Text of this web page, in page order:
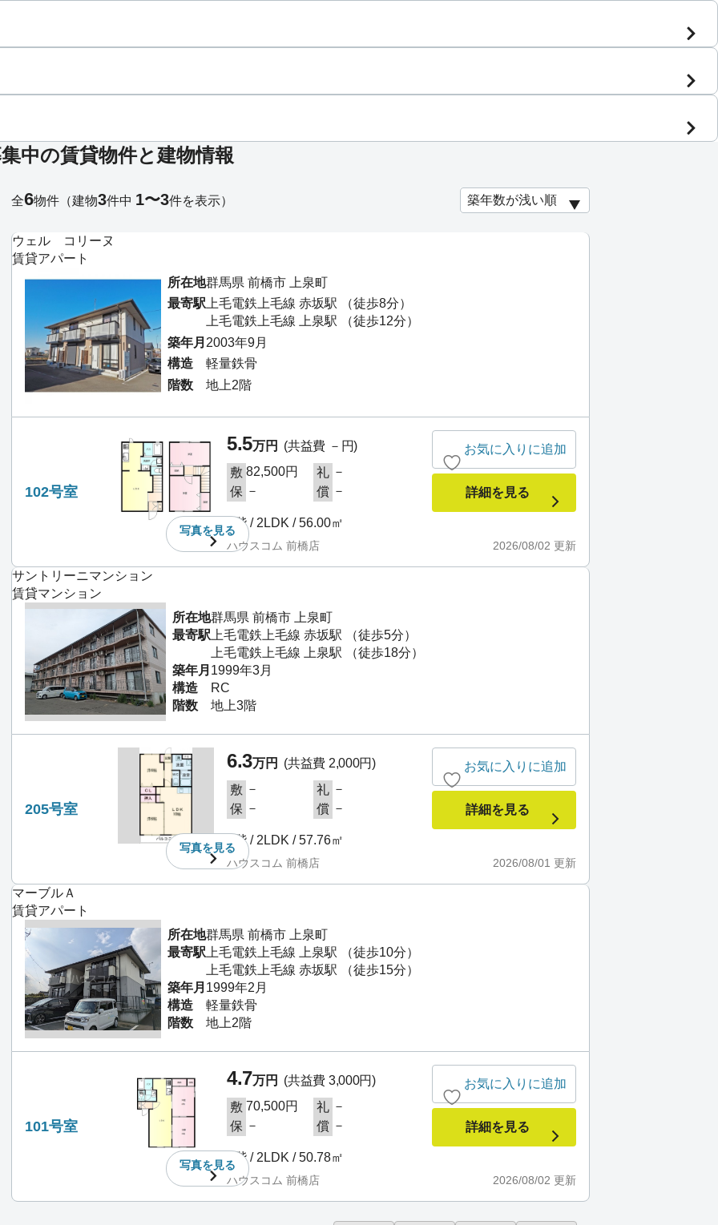
中の賃貸物件と建物情報
ウェル コリーヌ
賃貸アパート
所在地群馬県 前橋市 上泉町
最寄駅 上毛電鉄上毛線 赤坂駅 （徒歩8分）
上毛電鉄上毛線 上泉駅 （徒歩12分）
築年月 2003年9月
構造
軽量鉄骨
階数
地上2階
102号室
写真を見る
5.5万円
(共益費 －円)
敷 82,500円 礼 －
保 － 償 －
1階 / 2LDK / 56.00㎡
2026/08/02 更新
ハウスコム 前橋店
お気に入りに追加
詳細を見る
サントリーニマンション
賃貸マンション
所在地群馬県 前橋市 上泉町
最寄駅 上毛電鉄上毛線 赤坂駅 （徒歩5分）
上毛電鉄上毛線 上泉駅 （徒歩18分）
築年月 1999年3月
構造
RC
階数
地上3階
205号室
写真を見る
6.3万円
(共益費 2,000円)
敷 － 礼 －
保 － 償 －
2階 / 2LDK / 57.76㎡
2026/08/01 更新
ハウスコム 前橋店
お気に入りに追加
詳細を見る
マーブルＡ
賃貸アパート
所在地群馬県 前橋市 上泉町
最寄駅 上毛電鉄上毛線 上泉駅 （徒歩10分）
上毛電鉄上毛線 赤坂駅 （徒歩15分）
築年月 1999年2月
構造
軽量鉄骨
階数
地上2階
101号室
写真を見る
4.7万円
(共益費 3,000円)
敷 70,500円 礼 －
保 － 償 －
1階 / 2LDK / 50.78㎡
2026/08/02 更新
ハウスコム 前橋店
お気に入りに追加
詳細を見る
全6物件 （建物3件中 1〜3件を表示）